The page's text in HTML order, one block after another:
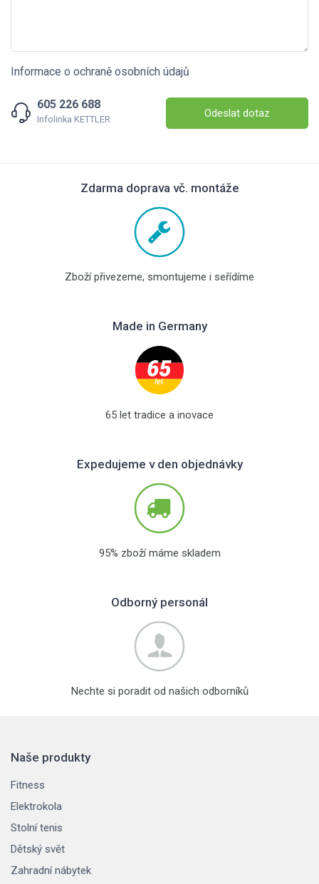
Informace o ochraně osobních údajů
605 226 688
Infolinka KETTLER Odeslat dotaz
Zdarma doprava vč. montáže
Zboží přivezeme, smontujeme i seřídíme
Made in Germany
65 let tradice a inovace
Expedujeme v den objednávky
95% zboží máme skladem
Odborný personál
Nechte si poradit od našich odborníků
Naše produkty
Fitness
Elektrokola
Stolní tenis
Dětský svět
Zahradní nábytek